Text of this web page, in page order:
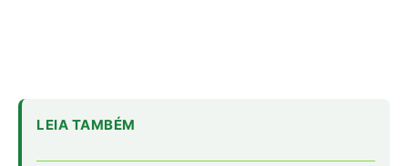
LEIA TAMBÉM